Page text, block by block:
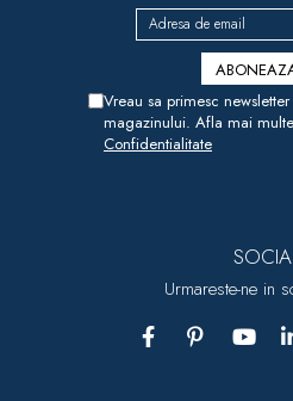
Vreau sa primesc
magazinului. Afla mai
Confidentialitate
Urmareste-ne in